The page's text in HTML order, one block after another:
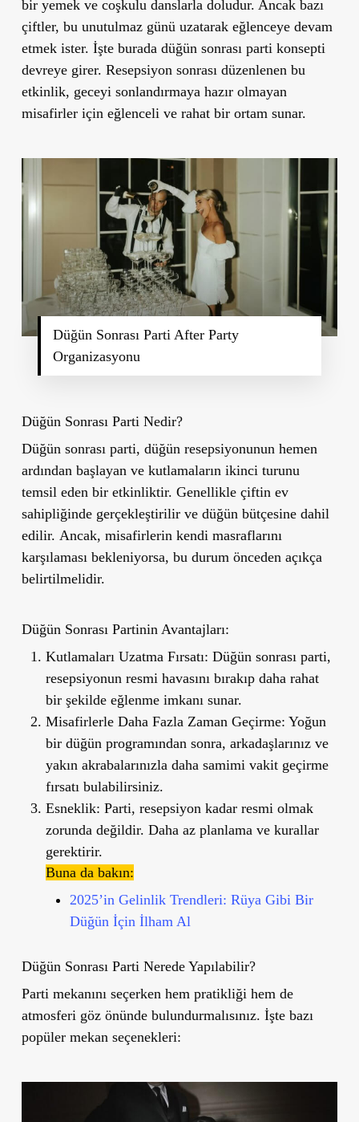
bir yemek ve coşkulu danslarla doludur. Ancak bazı
çiftler, bu unutulmaz günü uzatarak eğlenceye devam
etmek ister. İşte burada düğün sonrası parti konsepti
devreye girer. Resepsiyon sonrası düzenlenen bu
etkinlik, geceyi sonlandırmaya hazır olmayan
misafirler için eğlenceli ve rahat bir ortam sunar.
Düğün Sonrası Parti After Party
Organizasyonu
Düğün Sonrası Parti Nedir?
Düğün sonrası parti, düğün resepsiyonunun hemen
ardından başlayan ve kutlamaların ikinci turunu
temsil eden bir etkinliktir. Genellikle çiftin ev
sahipliğinde gerçekleştirilir ve düğün bütçesine dahil
edilir. Ancak, misafirlerin kendi masraflarını
karşılaması bekleniyorsa, bu durum önceden açıkça
belirtilmelidir.
Düğün Sonrası Partinin Avantajları:
Kutlamaları Uzatma Fırsatı: Düğün sonrası parti,
resepsiyonun resmi havasını bırakıp daha rahat
bir şekilde eğlenme imkanı sunar.
Misafirlerle Daha Fazla Zaman Geçirme: Yoğun
bir düğün programından sonra, arkadaşlarınız ve
yakın akrabalarınızla daha samimi vakit geçirme
fırsatı bulabilirsiniz.
Esneklik: Parti, resepsiyon kadar resmi olmak
zorunda değildir. Daha az planlama ve kurallar
gerektirir.
Buna da bakın:
2025’in Gelinlik Trendleri: Rüya Gibi Bir
Düğün İçin İlham Al
Düğün Sonrası Parti Nerede Yapılabilir?
Parti mekanını seçerken hem pratikliği hem de
atmosferi göz önünde bulundurmalısınız. İşte bazı
popüler mekan seçenekleri: